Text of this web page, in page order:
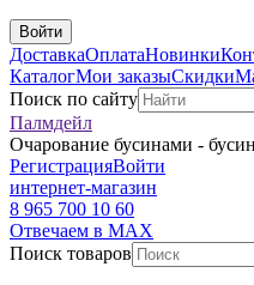
Войти
ДоставкаОплатаНовинки
КаталогМои заказыСкидки
Поиск по сайту
Палмдейл
Очарование бусинами -
РегистрацияВойти
интернет-магазин
8 965 700 10 60
Отвечаем в MAX
Поиск товаров